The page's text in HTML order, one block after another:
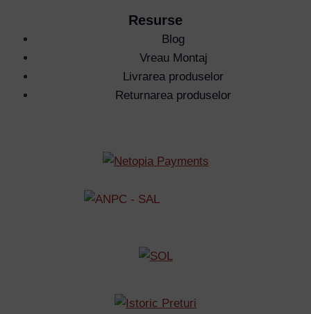
Resurse
Blog
Vreau Montaj
Livrarea produselor
Returnarea produselor